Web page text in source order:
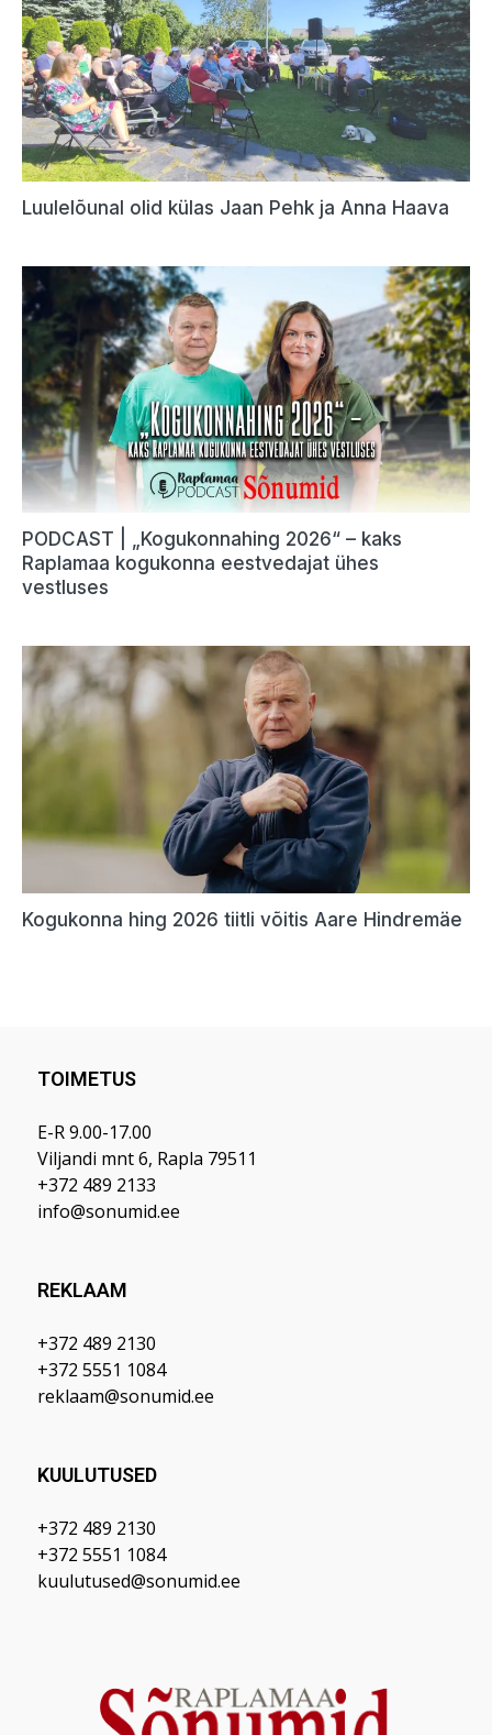
TOIMETUS
E-R 9.00-17.00
Viljandi mnt 6, Rapla 79511
+372 489 2133
info@sonumid.ee
REKLAAM
+372 489 2130
+372 5551 1084
reklaam@sonumid.ee
KUULUTUSED
+372 489 2130
+372 5551 1084
kuulutused@sonumid.ee